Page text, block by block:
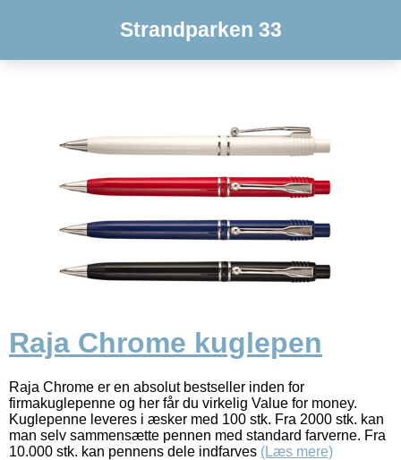
Strandparken 33
Raja Chrome kuglepen
Raja Chrome er en absolut bestseller inden for
firmakuglepenne og her får du virkelig Value for money.
Kuglepenne leveres i æsker med 100 stk. Fra 2000 stk. kan
man selv sammensætte pennen med standard farverne. Fra
10.000 stk. kan pennens dele indfarves (Læs mere)